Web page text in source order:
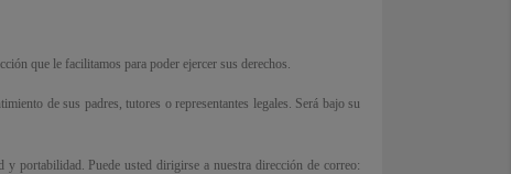
que le facilitamos para poder ejercer sus derechos.
de sus padres, tutores o representantes legales. Será bajo su
portabilidad. Puede usted dirigirse a nuestra dirección de correo: